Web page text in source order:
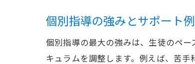
個別指導の強みとサポート例
個別指導の最大の強みは、生徒のペ
キュラムを調整します。例えば、苦